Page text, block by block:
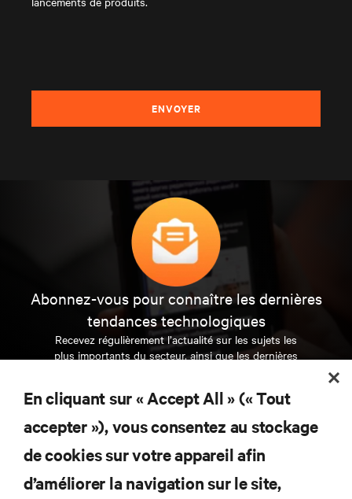
ENVOYER
Abonnez-vous pour connaître les dernières
tendances technologiques
Recevez régulièrement l’actualité sur les sujets les
plus importants du secteur, ainsi que les dernières
et des infrastructures informatiques critiques.
S’INSCRIRE MAINTENANT
RESSOURCES
En cliquant sur « Accept All » (« Tout
accepter »), vous consentez au stockage
de cookies sur votre appareil afin
d’améliorer la navigation sur le site,